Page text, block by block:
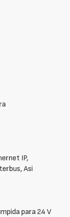
IP,
Asi
para 24 V